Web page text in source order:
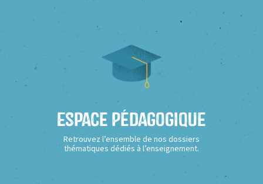
Espace Pédagogique
Retrouvez l’ensemble de nos dossiers
thématiques dédiés à l’enseignement.